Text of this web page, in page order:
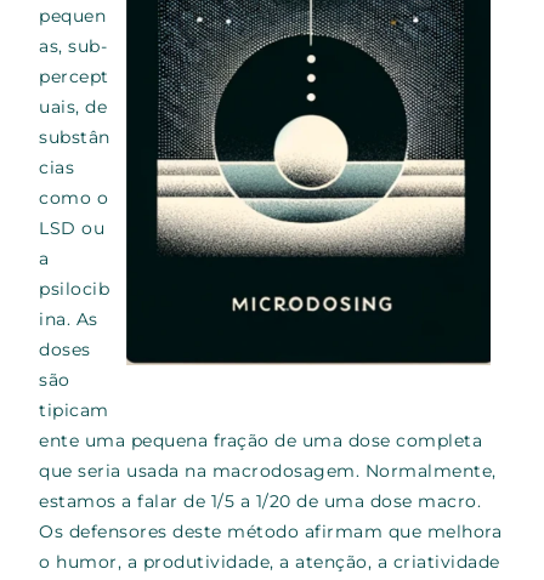
pequen
as, sub-
percept
uais, de
substân
cias
como o
LSD ou
a
psilocib
ina. As
doses
são
tipicam
ente uma pequena fração de uma dose completa
que seria usada na macrodosagem. Normalmente,
estamos a falar de 1/5 a 1/20 de uma dose macro.
Os defensores deste método afirmam que melhora
o humor, a produtividade, a atenção, a criatividade